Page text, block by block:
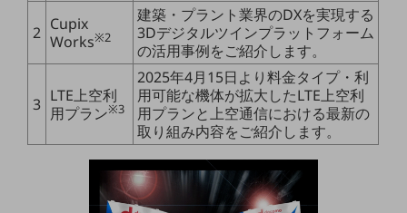
データ利活用
業務支援・マーケティング
2 Cupix
Works※2
建築・プラント業界のDXを実現する
3Dデジタルツインプラットフォーム
の活用事例をご紹介します。
3 LTE上空利
用プラン※3
2025年4月15日より料金タイプ・利
用可能な機体が拡大したLTE上空利
用プランと上空通信における最新の
取り組み内容をご紹介します。